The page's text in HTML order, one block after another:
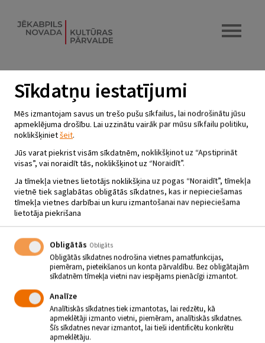
LONES TAUTAS NAMA BĒRNU
VOKĀLAIS ANSAMBLIS
Lones Tautas nama bērnu vokālajam ansamblim "Kamenīte" ir divas
vecuma grupas:5 - 10 gaduvecuma grupa un11 - 15 gadu
vecuma grupa.
Vadītāja Inga Davidāne
Kontaktinformācija:Tālr.nr. 29191302, e-pasta adrese -
Mēģinājumimazajai grupai notiek ceturtdienās no plkst. 17.00 līdz
lielajaigrupai ceturtdienās no plkst. 18.00 līdz 19.00 Lones
Tautas namā.
Atpakaļ
Sīkdatņu iestatījumi
Mēs izmantojam savus un trešo pušu sīkfailus, lai nodrošinātu jūsu
apmeklējuma drošību. Lai uzzinātu vairāk par mūsu sīkfailu politiku,
noklikšķinietšeit.
Jūs varat piekrist visām sīkdatnēm, noklikšķinot uz “Apstiprināt
visas”, vai noraidīt tās, noklikšķinot uz “Noraidīt”.
Ja tīmekļa vietnes lietotājs noklikšķina uz pogas “Noraidīt”, tīmekļa
vietnē tiek saglabātas obligātās sīkdatnes, kas ir nepieciešamas
tīmekļa vietnes darbībai un kuru izmantošanai nav nepieciešama
lietotāja piekrišana
Obligātās Obligāts
Obligātās sīkdatnes nodrošina vietnes pamatfunkcijas,
piemēram, pieteikšanos un konta pārvaldību. Bez obligātajām
sīkdatnēm tīmekļa vietni nav iespējams pienācīgi izmantot.
Analīze
Analītiskās sīkdatnes tiek izmantotas, lai redzētu, kā
apmeklētāji izmanto vietni, piemēram, analītiskās sīkdatnes.
Šīs sīkdatnes nevar izmantot, lai tieši identificētu konkrētu
apmeklētāju.